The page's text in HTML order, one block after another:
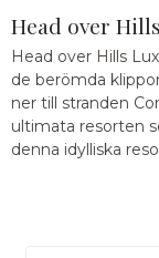
Head over Hills
Head over Hills
de berömda
ner till stranden
ultimata resorten
denna idylliska